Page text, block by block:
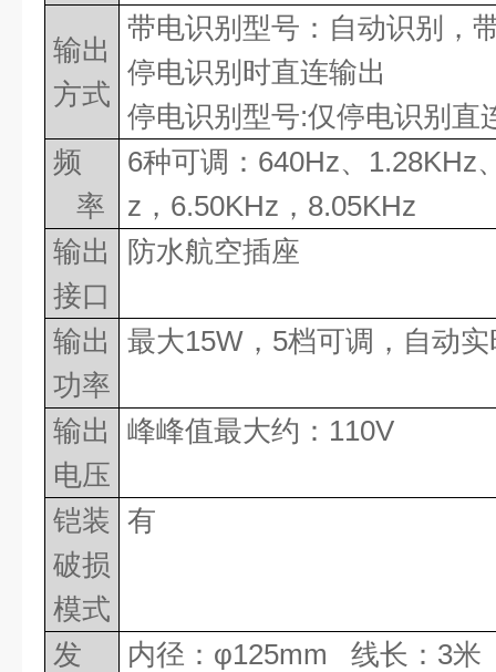
输出
方式
带电识别型号：自动识别，
停电识别时直连输出
停电识别型号:仅停电识别直
频
率
6种可调： 640Hz、 1.28KHz
z ， 6.50KHz ， 8.05KHz
输出
接口
防水航空插座
输出
功率
最大15W ， 5档可调，自动
输出
电压
峰峰值最大约： 110V
铠装
破损
模式
有
发
内径： φ125mm 线长： 3米